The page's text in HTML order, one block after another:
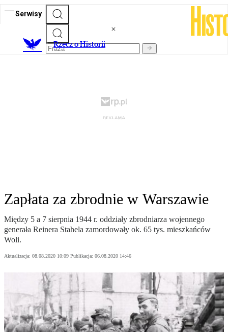
Serwisy
Rzecz o Historii
Zapłata za zbrodnie w Warszawie
Między 5 a 7 sierpnia 1944 r. oddziały zbrodniarza wojennego
generała Reinera Stahela zamordowały ok. 65 tys. mieszkańców
Woli.
Aktualizacja: 08.08.2020 10:09 Publikacja: 06.08.2020 14:46